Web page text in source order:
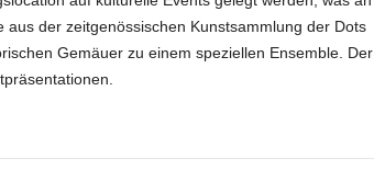
der zeitgenössischen Kunstsammlung der Dots
Gemäuer zu einem speziellen Ensemble. Der